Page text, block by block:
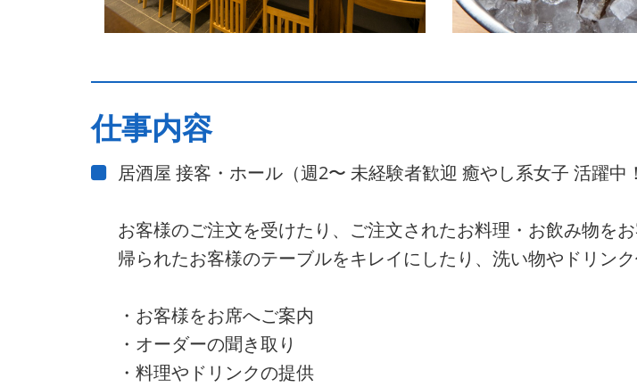
仕事内容
居酒屋 接客・ホール（週2〜 未経験者歓迎 癒やし系女子 活躍中
お客様のご注文を受けたり、ご注文されたお料理・お飲み物を
帰られたお客様のテーブルをキレイにしたり、洗い物やドリンク
・お客様をお席へご案内
・オーダーの聞き取り
・料理やドリンクの提供